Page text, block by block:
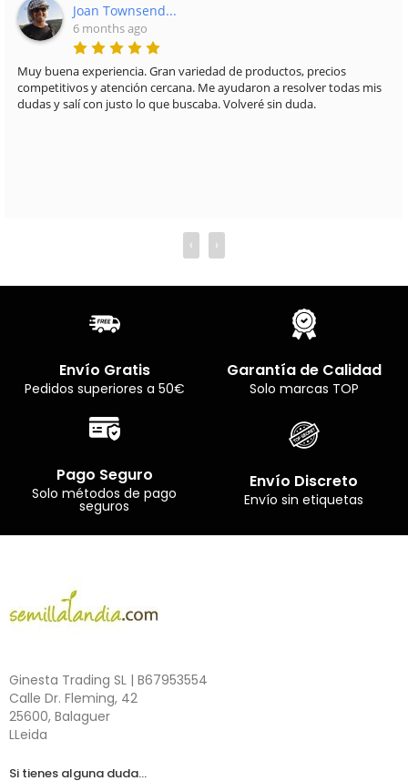
Joan Townsend...
6 months ago
Muy buena experiencia. Gran variedad de productos, precios
competitivos y atención cercana. Me ayudaron a resolver todas mis
dudas y salí con justo lo que buscaba. Volveré sin duda.
‹ ›
Envío Gratis
Pedidos superiores a 50€
Garantía de Calidad
Solo marcas TOP
Pago Seguro
Solo métodos de pago
seguros
Envío Discreto
Envío sin etiquetas
Ginesta Trading SL | B67953554
Calle Dr. Fleming, 42
25600, Balaguer
LLeida
Si tienes alguna duda...